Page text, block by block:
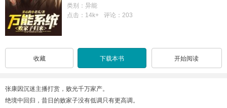
类别：异能
点击：14k+
评论：203
收藏 下载本书 开始阅读
张康因沉迷主播打赏，败光千万家产。
绝境中回归，昔日的败家子没有低调只有更高调。